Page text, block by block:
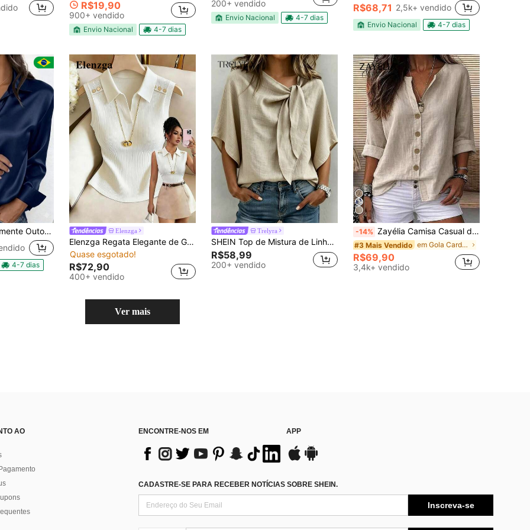
R$19,90
900+ vendido
Envio Nacional 4-7 dias
200+ vendido
Envio Nacional 4-7 dias
R$68,71 2,5k+ vendido
Envio Nacional 4-7 dias
Longa Botão Acima Camisa Roupas Femininas
4-7 dias
Elenzga
Elenzga Regata Elegante de Gola Polo para Mulheres, Uso Diário, Professora
Quase esgotado!
R$72,90
400+ vendido
Trelyra
SHEIN Top de Mistura de Linho com Decote em V e Manga Morcego, Top Cottagecore Campestre, Top Casual de Negócios para Deslocamento, Halloween, Festival, Praia e Uso Diário
R$58,99
200+ vendido
-14% Zayélia Camisa Casual de Verão Elegante e Simples, Tecido Liso, Camisa de Trabalho
#3 Mais Vendido em Gola Cardigan Tops, blusas e camisetas feminina
R$69,90
3,4k+ vendido
Ver mais
AO
ENCONTRE-NOS EM APP
CADASTRE-SE PARA RECEBER NOTÍCIAS SOBRE SHEIN.
Inscreva-se